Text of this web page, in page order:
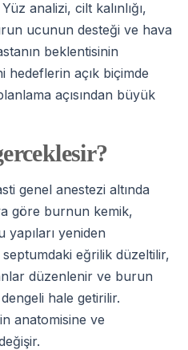
analizi, cilt kalınlığı,
ucunun desteği ve hava
beklentisinin
hedeflerin açık biçimde
açısından büyük
genel anestezi altında
göre burnun kemik,
yapıları yeniden
eğrilik düzeltilir,
düzenlenir ve burun
hale getirilir.
anatomisine ve